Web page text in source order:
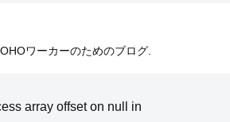
ワーカーのためのブログ.
array offset on null in